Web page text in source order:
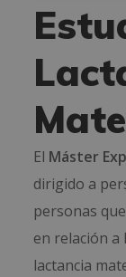
El Máster
dirigido a
personas
en relación a
lactancia